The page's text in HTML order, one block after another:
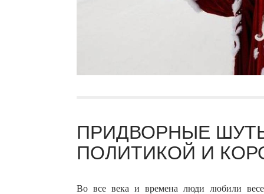
ПРИДВОРНЫЕ
ПОЛИТИКОЙ И
Во все века и времена люди любили